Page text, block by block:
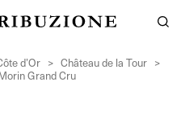
d’Or > Château de la Tour >
Grand Cru